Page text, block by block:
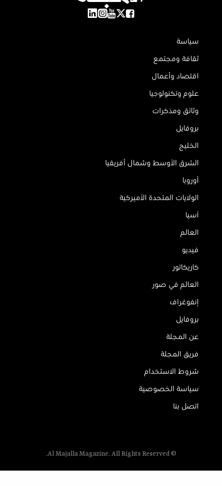
سياسة
ثقافة ومجتمع
اقتصاد وأعمال
علوم وتكنولوجيا
وثائق ومذكرات
بروفايل
الخليج
الشرق الأوسط وشمال أفريقيا
أوروبا
الولايات المتحدة الأميركية
آسيا
العالم
فيديو
كاريكاتور
العالم في صور
إنفوغراف
بروفايل
عن المجلة
فريق المجلة
شروط الاستخدام
سياسة الخصوصية
اتصل بنا
© Al Majalla Magazine. All Rights Reserved.